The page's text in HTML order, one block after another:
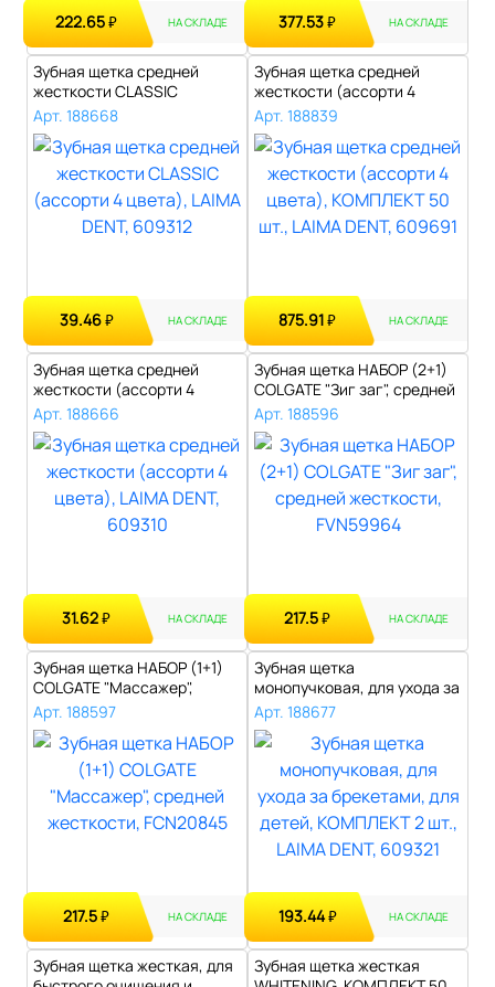
222.65₽ НА СКЛАДЕ 377.53₽ НА СКЛАДЕ
Зубная щетка средней
жесткости CLASSIC
(ассорти 4 цвета..
Арт. 188668
39.46₽ НА СКЛАДЕ
Зубная щетка средней
жесткости (ассорти 4
цвета), КОМПЛ..
Арт. 188839
875.91₽ НА СКЛАДЕ
Зубная щетка средней
жесткости (ассорти 4
цвета), LAIMA..
Арт. 188666
31.62₽ НА СКЛАДЕ
Зубная щетка НАБОР (2+1)
COLGATE "Зиг заг", средней
жес..
Арт. 188596
217.5₽ НА СКЛАДЕ
Зубная щетка НАБОР (1+1)
COLGATE "Массажер",
средней же..
Арт. 188597
217.5₽ НА СКЛАДЕ
Зубная щетка
монопучковая, для ухода за
брекетами, для ..
Арт. 188677
193.44₽ НА СКЛАДЕ
Зубная щетка жесткая, для
Зубная щетка жесткая